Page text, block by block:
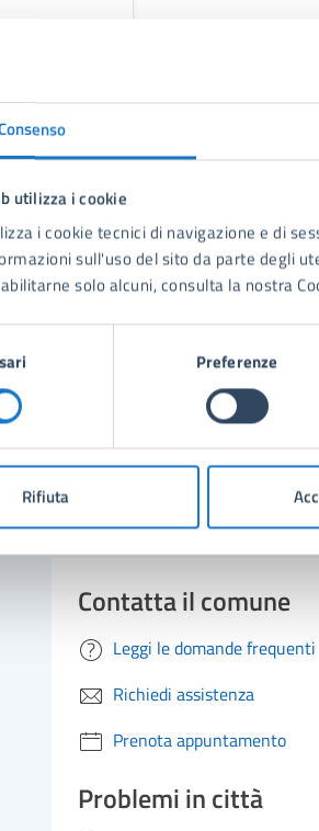
utilizza i cookie
i cookie tecnici di navigazione e di
sull'uso del sito da parte degli
solo alcuni, consulta la nostra
Preferenze
Rifiuta
Quanto sono chiare le
pagina?
Valuta 5 stelle su 5
Valuta 4 stelle su 5
Valuta 3 stelle su 5
Valuta 2 stelle su 5
Valuta 1 stelle su 5
Contatta il comune
Leggi le domande frequenti
Richiedi assistenza
Prenota appuntamento
Problemi in città